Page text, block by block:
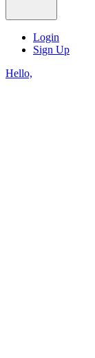
Login
Sign Up
Hello,